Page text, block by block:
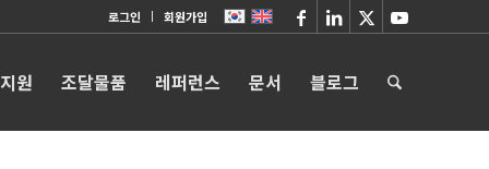
로그인 회원가입
원 조달물품 레퍼런스 문서 블로그